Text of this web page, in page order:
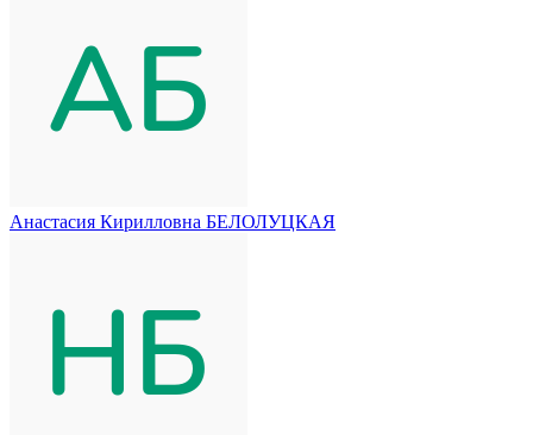
Анастасия Кирилловна БЕЛОЛУЦКАЯ